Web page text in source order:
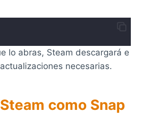
lo abras, Steam descargará e
necesarias.
como Snap